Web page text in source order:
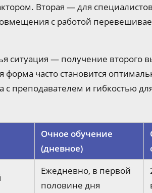
Вторая — для
с работой
ситуация — получение второго
форма часто становится
с преподавателем и гибкостью
Очное обучение
(дневное)
Ежедневно, в первой
половине дня